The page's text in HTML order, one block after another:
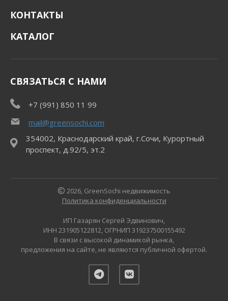
КОНТАКТЫ
КАТАЛОГ
СВЯЗАТЬСЯ С НАМИ
+7 (991) 850 11 99
mail@greensochi.com
354002, Краснодарский край, г.Сочи, Курортный
проспект, д.92/5, эт.2
2026, GreenSochi недвижимость
Политика конфиденциальности
ИП Газарян Сергей Эдвинович,
ИНН 231905122812, ОГРНИП 319237500155492
В связи с высокой динамикой рынка,
предложения на сайте, не являются публичной офертой.